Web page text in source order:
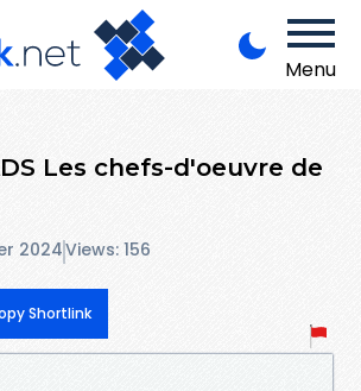
Menu
Les chefs-d'oeuvre de
2024Views: 156
Shortlink